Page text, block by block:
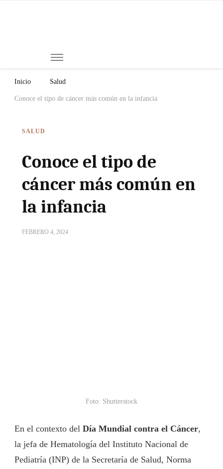
Inicio Salud
Conoce el tipo de cáncer más común en la infancia
SALUD
Conoce el tipo de
cáncer más común en
la infancia
FEBRERO 4, 2024
Foto: Shutterstock
En el contexto del Día Mundial contra el Cáncer,
la jefa de Hematología del Instituto Nacional de
Pediatría (INP) de la Secretaría de Salud, Norma